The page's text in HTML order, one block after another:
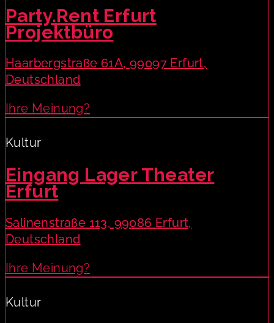
Party.Rent Erfurt
Projektbüro
Haarbergstraße 61A, 99097 Erfurt,
Deutschland
Ihre Meinung?
Kultur
Eingang Lager Theater
Erfurt
Salinenstraße 113, 99086 Erfurt,
Deutschland
Ihre Meinung?
Kultur